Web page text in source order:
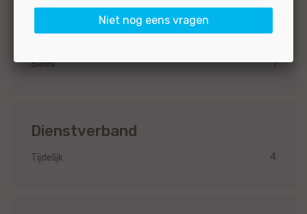
Functiegroep
Sales
1
Dienstverband
Tijdelijk 4
Niet nog eens vragen